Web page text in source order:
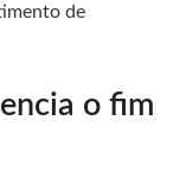
de
o fim